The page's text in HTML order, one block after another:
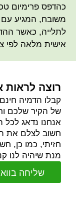
משובח, המגיע עם
לתלייה, כאשר
אישית מלאה לפי
שליחה
רוצה לראות
קבלו הדמיה
אנחנו נדאג לכל
חשוב לצלם את
חזיתי, כמו כן,
מנת שיהיה לנו